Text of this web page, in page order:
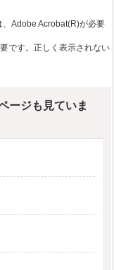
Adobe Acrobat(R)が必要
です。正しく表示されない
ージも見ていま